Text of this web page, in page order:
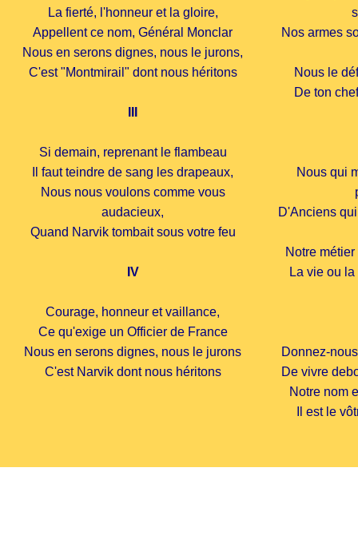
La fierté, l'honneur et la gloire,
Appellent ce nom, Général Monclar
Nous en serons dignes, nous le jurons,
C'est "Montmirail" dont nous héritons
Si demain, reprenant le flambeau
Il faut teindre de sang les drapeaux,
Nous nous voulons comme vous
audacieux,
Quand Narvik tombait sous votre feu
IV
Courage, honneur et vaillance,
Ce qu'exige un Officier de France
Nous en serons dignes, nous le jurons
C'est Narvik dont nous héritons
Nos armes
Nous le
De ton
Nous qui
D'Anciens
Notre
La vie ou
Donnez-
De vivre
Notre nom
Il est le